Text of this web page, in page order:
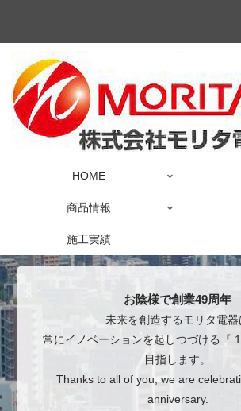
HOME
商品情報
施工実績
お陰様で創業49周年
未来を創造するモリタ電器
常にイノベーションを起しつづける『
目指します。
Thanks to all of you, we are
anniversary.